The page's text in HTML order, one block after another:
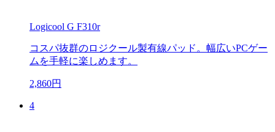
Logicool G F310r
コスパ抜群のロジクール製有線パッド。幅広いPCゲー
ムを手軽に楽しめます。
2,860円
4